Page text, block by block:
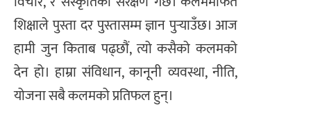
शिक्षाले पुस्ता दर पुस्तासम्म ज्ञान पुर्‍याउँछ। आज
हामी जुन किताब पढ्छौं, त्यो कसैको कलमको
देन हो। हाम्रा संविधान, कानूनी व्यवस्था, नीति,
योजना सबै कलमको प्रतिफल हुन्।